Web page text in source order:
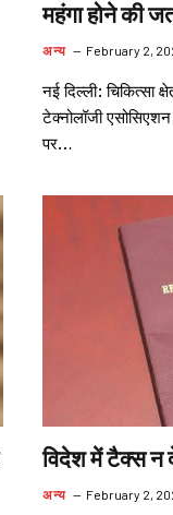
महंगा होने की
अन्य February 2,
नई दिल्ली: चिकित्सा
टेक्नोलॉजी
पर…
विदेश में टैक्स न
अन्य February 2,